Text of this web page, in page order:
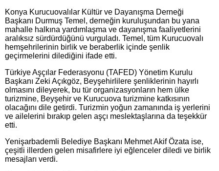
Konya Kurucuovalılar Kültür ve Dayanışma Derneği
Başkanı Durmuş Temel, derneğin kuruluşundan bu yana
mahalle halkına yardımlaşma ve dayanışma faaliyetlerini
aralıksız sürdürdüğünü vurguladı. Temel, tüm Kurucuovalı
hemşehrilerinin birlik ve beraberlik içinde şenlik
geçirmelerini dilediğini ifade etti.
Türkiye Aşçılar Federasyonu (TAFED) Yönetim Kurulu
Başkanı Zeki Açıkgöz, Beyşehirlilere şenliklerinin hayırlı
olmasını dileyerek, bu tür organizasyonların hem ülke
turizmine, Beyşehir ve Kurucuova turizmine katkısının
olacağını dile getirdi. Turizmin yoğun zamanında iş yerlerini
ve ailelerini bırakıp gelen aşçı meslektaşlarına da teşekkür
etti.
Yenişarbademli Belediye Başkanı Mehmet Akif Özata ise,
çeşitli illerden gelen misafirlere iyi eğlenceler diledi ve birlik
mesajları verdi.